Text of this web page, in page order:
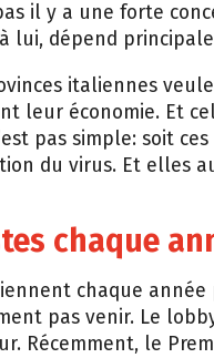
il y a une forte
lui, dépend
italiennes
leur économie. Et
pas simple: soit
du virus. Et elles
chaque
chaque
pas venir. Le
Récemment, le